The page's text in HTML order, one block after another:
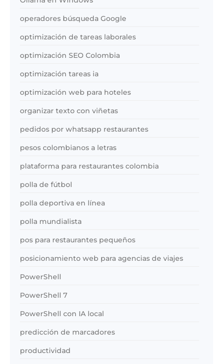
operadores búsqueda Google
optimización de tareas laborales
optimización SEO Colombia
optimización tareas ia
optimización web para hoteles
organizar texto con viñetas
pedidos por whatsapp restaurantes
pesos colombianos a letras
plataforma para restaurantes colombia
polla de fútbol
polla deportiva en línea
polla mundialista
pos para restaurantes pequeños
posicionamiento web para agencias de viajes
PowerShell
PowerShell 7
PowerShell con IA local
predicción de marcadores
productividad